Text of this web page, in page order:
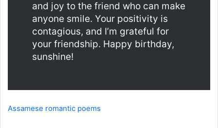
and joy to the friend who can make
anyone smile. Your positivity is
contagious, and I’m grateful for
your friendship. Happy birthday,
sunshine!
Assamese romantic poems